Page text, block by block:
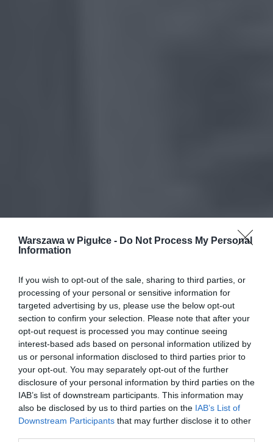
Warszawa w Pigułce - Do Not Process My Personal
Information
If you wish to opt-out of the sale, sharing to third parties, or
processing of your personal or sensitive information for
targeted advertising by us, please use the below opt-out
section to confirm your selection. Please note that after your
opt-out request is processed you may continue seeing
interest-based ads based on personal information utilized by
us or personal information disclosed to third parties prior to
your opt-out. You may separately opt-out of the further
disclosure of your personal information by third parties on the
IAB’s list of downstream participants. This information may
also be disclosed by us to third parties on the IAB’s List of
Downstream Participants that may further disclose it to other